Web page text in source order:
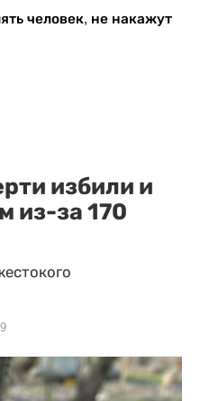
человек, не накажут
избили и
из-за 170